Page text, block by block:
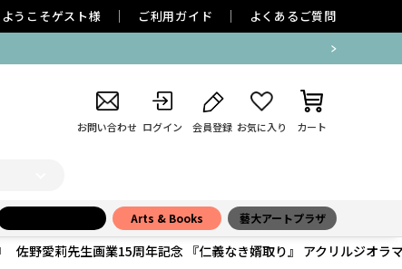
ようこそゲスト様 ご利用ガイド よくあるご質問
お問い合わせ ログイン 会員登録 お気に入り カート
Arts & Books 藝大アートプラザ
佐野愛莉先生画業15周年記念 『仁義なき婿取り』 アクリルジオラ